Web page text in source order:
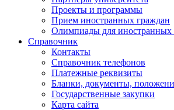
Проекты и программы
Прием иностранных граждан
Олимпиады для иностранных
Справочник
Контакты
Справочник телефонов
Платежные реквизиты
Бланки, документы,
Государственные закупки
Карта сайта